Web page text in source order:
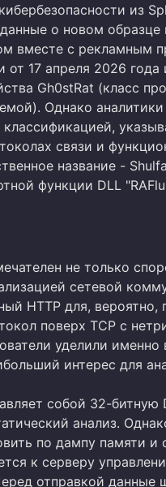
из
о новом образце
вместе с рекламным
от 17 апреля 2026
Gh0stRat (класс
Однако
связи и
название -
функции DLL
не только
сетевой
HTTP для,
поверх TCP с
уделили
интерес для
собой 32-битную
анализ.
по дампу памяти и
к серверу
отправкой